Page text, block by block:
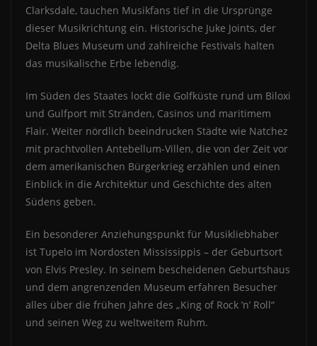
Clarksdale, tauchen Musikfans tief in die Ursprünge
dieser Musikrichtung ein. Historische Juke Joints, der
Delta Blues Museum und zahlreiche Festivals halten
das musikalische Erbe lebendig.
Im Süden des Staates lockt die Golfküste rund um Biloxi
und Gulfport mit Stränden, Casinos und maritimem
Flair. Weiter nördlich beeindrucken Städte wie Natchez
mit prachtvollen Antebellum-Villen, die von der Zeit vor
dem amerikanischen Bürgerkrieg erzählen und einen
Einblick in die Architektur und Geschichte des alten
Südens geben.
Ein besonderer Anziehungspunkt für Musikliebhaber
ist Tupelo im Nordosten Mississippis – der Geburtsort
von Elvis Presley. In seinem bescheidenen Geburtshaus
und dem angrenzenden Museum erfahren Besucher
alles über die frühen Jahre des „King of Rock ’n’ Roll“
und seinen Weg zu weltweitem Ruhm.